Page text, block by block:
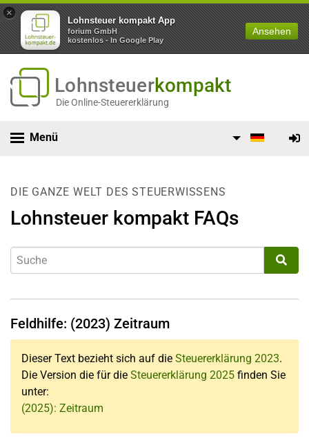
×
Lohnsteuer kompakt App
forium GmbH
kostenlos - In Google Play
Ansehen
Lohnsteuerkompakt
Die Online-Steuererklärung
Menü
DIE GANZE WELT DES STEUERWISSENS
Lohnsteuer kompakt FAQs
Feldhilfe: (2023) Zeitraum
Dieser Text bezieht sich auf die Steuererklärung 2023.
Die Version die für die Steuererklärung 2025 finden Sie
unter:
(2025): Zeitraum